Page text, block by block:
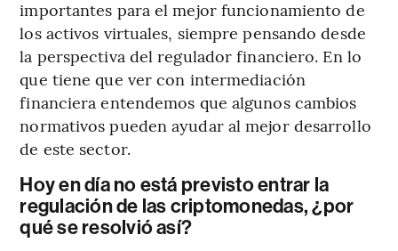
importantes para el mejor funcionamiento de
los activos virtuales, siempre pensando desde
la perspectiva del regulador financiero. En lo
que tiene que ver con intermediación
financiera entendemos que algunos cambios
normativos pueden ayudar al mejor desarrollo
de este sector.
Hoy en día no está previsto entrar la
regulación de las criptomonedas, ¿por
qué se resolvió así?